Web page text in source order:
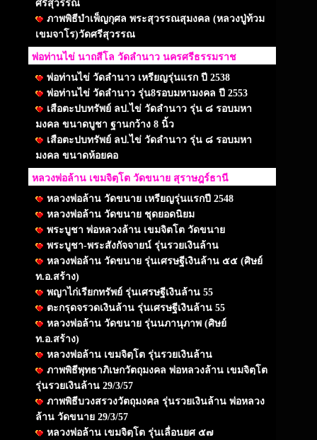
ศรีสุวรรณ
ภาพพิธีบำเพ็ญกุศล พระสุวรรณสุมงคล (หลวงปู่ท้วม
เขมจาโร)วัดศรีสุวรรณ
พ่อท่านไข่ นาถสีโล วัดลำนาว นครศรีธรรมราช
พ่อท่านไข่ วัดลำนาว เหรียญรุ่นแรก ปี 2538
พ่อท่านไข่ วัดลำนาว รุ่น8รอบมหามงคล ปี 2553
เสือตะปบทรัพย์ ลป.ไข่ วัดลำนาว รุ่น ๘ รอบมหา
มงคล ขนาดบูชา ฐานกว้าง 8 นิ้ว
เสือตะปบทรัพย์ ลป.ไข่ วัดลำนาว รุ่น ๘ รอบมหา
มงคล ขนาดห้อยคอ
หลวงพ่อล้าน เขมจิตฺโต วัดขนาย สุราษฎร์ธานี
หลวงพ่อล้าน วัดขนาย เหรียญรุ่นแรกปี 2548
หลวงพ่อล้าน วัดขนาย ชุดยอดนิยม
พระบูชา พ่อหลวงล้าน เขมจิตโต วัดขนาย
พระบูชา-พระสังกัจจายน์ รุ่นรวยเงินล้าน
หลวงพ่อล้าน วัดขนาย รุ่นเศรษฐีเงินล้าน ๕๕ (ศิษย์
ท.อ.สร้าง)
พญาไก่เรียกทรัพย์ รุ่นเศรษฐีเงินล้าน 55
ตะกรุดจรวดเงินล้าน รุ่นเศรษฐีเงินล้าน 55
หลวงพ่อล้าน วัดขนาย รุ่นนภานุภาพ (ศิษย์
ท.อ.สร้าง)
หลวงพ่อล้าน เขมจิตฺโต รุ่นรวยเงินล้าน
ภาพพิธีพุทธาภิเษกวัตถุมงคล พ่อหลวงล้าน เขมจิตฺโต
รุ่นรวยเงินล้าน 29/3/57
ภาพพิธีบวงสรวงวัตถุมงคล รุ่นรวยเงินล้าน พ่อหลวง
ล้าน วัดขนาย 29/3/57
หลวงพ่อล้าน เขมจิตฺโต รุ่นเลื่อนยศ ๕๗